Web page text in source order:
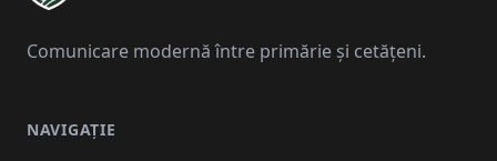
Comunicare modernă între primărie și cetățeni.
NAVIGAȚIE